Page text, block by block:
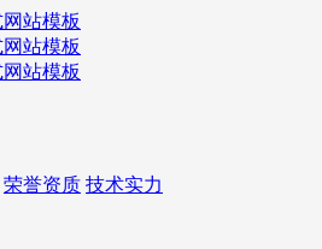
荣誉资质 技术实力